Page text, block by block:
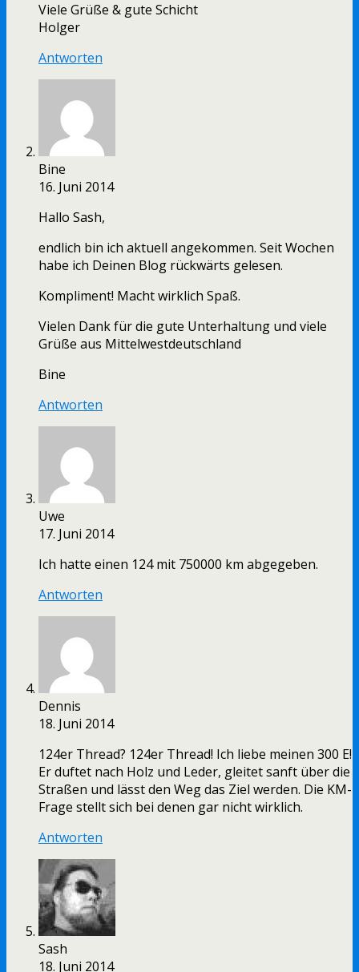
Viele Grüße & gute Schicht
Holger
Antworten
Bine
16. Juni 2014
Hallo Sash,
endlich bin ich aktuell angekommen. Seit Wochen
habe ich Deinen Blog rückwärts gelesen.
Kompliment! Macht wirklich Spaß.
Vielen Dank für die gute Unterhaltung und viele
Grüße aus Mittelwestdeutschland
Bine
Antworten
Uwe
17. Juni 2014
Ich hatte einen 124 mit 750000 km abgegeben.
Antworten
Dennis
18. Juni 2014
124er Thread? 124er Thread! Ich liebe meinen 300 E!
Er duftet nach Holz und Leder, gleitet sanft über die
Straßen und lässt den Weg das Ziel werden. Die KM-
Frage stellt sich bei denen gar nicht wirklich.
Antworten
Sash
18. Juni 2014